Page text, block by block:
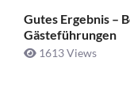
Gutes Ergebnis –
Gästeführungen
1613 Views